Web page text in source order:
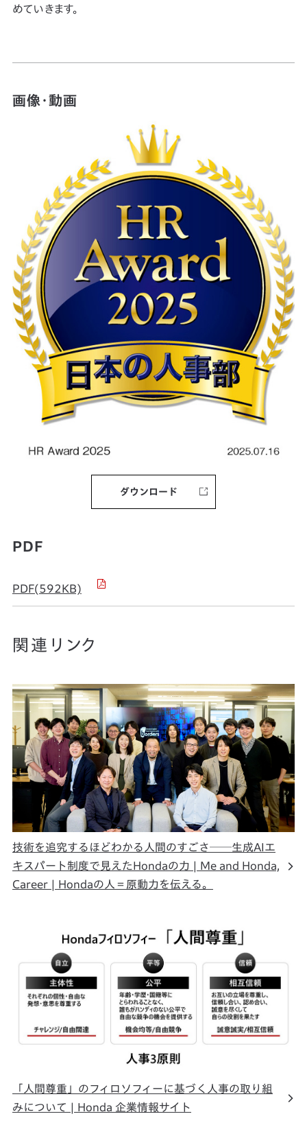
めていきます。
画像・動画
ダウンロード
PDF
PDF(592KB)
関連リンク
技術を追究するほどわかる人間のすごさ──生成AIエ
キスパート制度で見えたHondaの力 | Me and Honda,
Career | Hondaの人＝原動力を伝える。
「人間尊重」のフィロソフィーに基づく人事の取り組
みについて | Honda 企業情報サイト